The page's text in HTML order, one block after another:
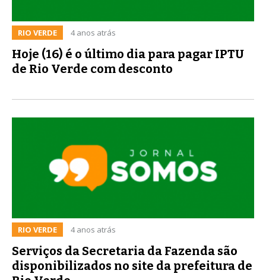
RIO VERDE 4 anos atrás
Hoje (16) é o último dia para pagar IPTU
de Rio Verde com desconto
RIO VERDE 4 anos atrás
Serviços da Secretaria da Fazenda são
disponibilizados no site da prefeitura de